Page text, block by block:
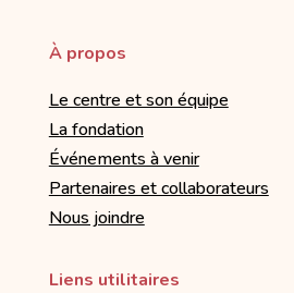
À propos
Le centre et son équipe
La fondation
Événements à venir
Partenaires et collaborateurs
Nous joindre
Liens utilitaires